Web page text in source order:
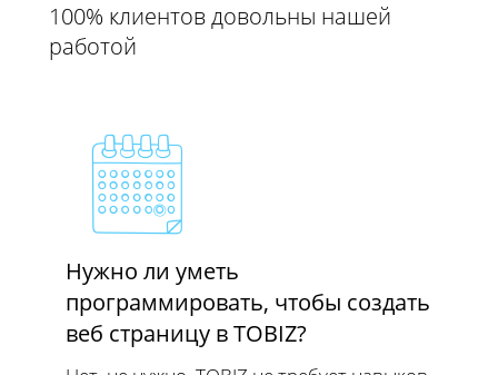
100% клиентов довольны нашей
работой
Нужно ли уметь
программировать, чтобы создать
веб страницу в TOBIZ?